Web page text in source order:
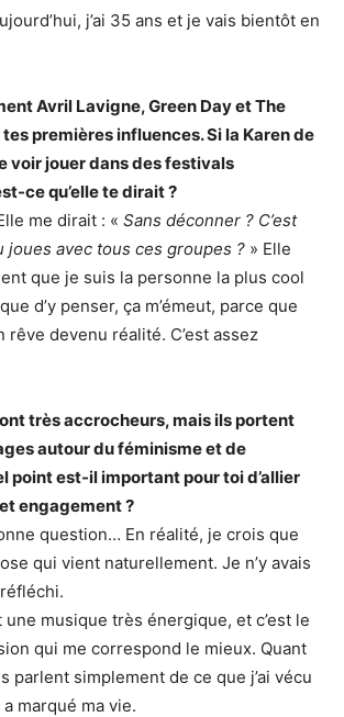
j’ai 35 ans et je vais bientôt en
Avril Lavigne, Green Day et The
premières influences. Si la Karen de
voir jouer dans des festivals
ce qu’elle te dirait ?
me dirait : « Sans déconner ? C’est
joues avec tous ces groupes ? » Elle
que je suis la personne la plus cool
d’y penser, ça m’émeut, parce que
rêve devenu réalité. C’est assez
très accrocheurs, mais ils portent
autour du féminisme et de
point est-il important pour toi d’allier
engagement ?
question… En réalité, je crois que
qui vient naturellement. Je n’y avais
musique très énergique, et c’est le
qui me correspond le mieux. Quant
parlent simplement de ce que j’ai vécu
marqué ma vie.